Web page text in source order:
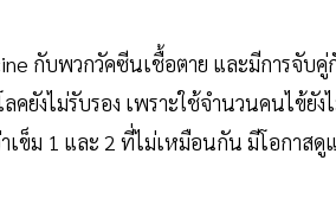
กับพวกวัคซีนเชื้อตาย และมีการจับคู่
ยังไม่รับรอง เพราะใช้จำนวนคนไข้ยัง
เข็ม 1 และ 2 ที่ไม่เหมือนกัน มีโอกาสดู